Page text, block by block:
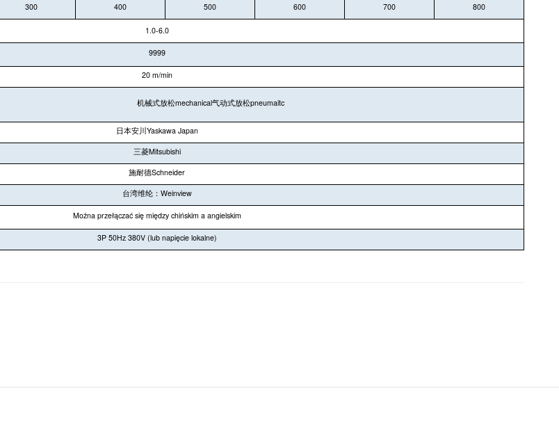
300 400 500 600 700 800
1.0-6.0
9999
20 m/min
机械式放松mechanical气动式放松pneumaitc
日本安川Yaskawa Japan
三菱Mitsubishi
施耐德Schneider
台湾维纶： Weinview
Można przełączać się między chińskim a angielskim
3P 50Hz 380V (lub napięcie lokalne)